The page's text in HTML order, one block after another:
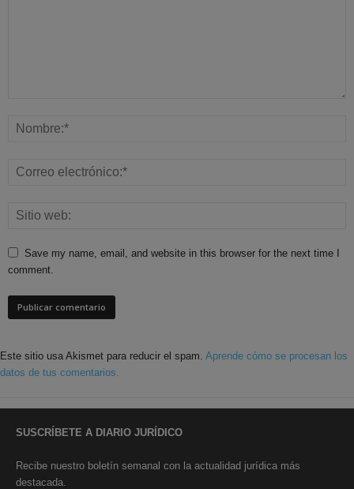
Save my name, email, and website in this browser for the next time I
comment.
Este sitio usa Akismet para reducir el spam. Aprende cómo se procesan los
datos de tus comentarios.
SUSCRÍBETE A DIARIO JURÍDICO
Recibe nuestro boletín semanal con la actualidad jurídica más
destacada.